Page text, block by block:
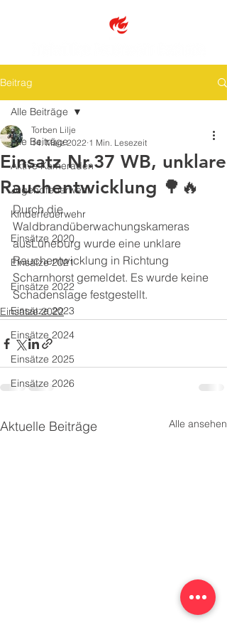
Beitrag
Alle Beiträge
Aktive Kameraden
Jugendfeuerwehr
Kinderfeuerwehr
Einsätze 2020
Einsätze 2021
Einsätze 2022
Einsätze 2023
Einsätze 2024
Einsätze 2025
Einsätze 2026
Alle Beiträge
Einsatz Nr.37 WB, unklare
Rauchentwicklung 🌳🔥
Torben Lilje
14. März 2022 1 Min. Lesezeit
Durch die
Waldbrandüberwachungskameras
ausLüneburg wurde eine unklare
Rauchentwicklung in Richtung
Scharnhorst gemeldet. Es wurde keine
Schadenslage festgestellt.
Einsätze 2022
Aktuelle Beiträge Alle ansehen